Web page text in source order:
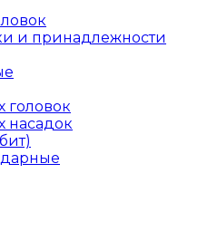
и принадлежности
головок
насадок